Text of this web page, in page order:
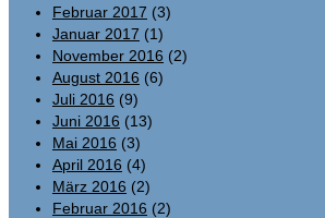
Februar 2017 (3)
Januar 2017 (1)
November 2016 (2)
August 2016 (6)
Juli 2016 (9)
Juni 2016 (13)
Mai 2016 (3)
April 2016 (4)
März 2016 (2)
Februar 2016 (2)